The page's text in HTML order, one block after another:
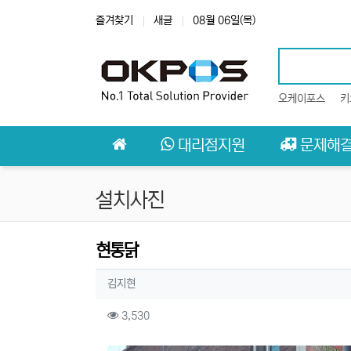
즐겨찾기 새글 08월 06일(목)
오케이포스
대리점지원 문제해
설치사진
현통닭
작성자 정보
김지현
컨텐츠 정보
3,530조회